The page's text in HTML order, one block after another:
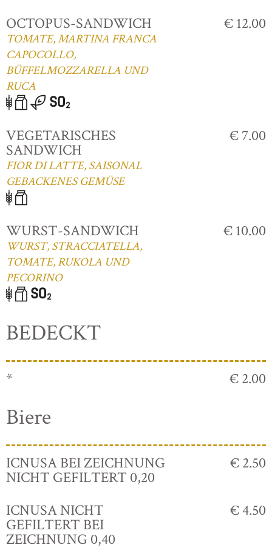
OCTOPUS-SANDWICH
TOMATE, MARTINA FRANCA
CAPOCOLLO,
BÜFFELMOZZARELLA UND
RUCA
€ 12.00
VEGETARISCHES
SANDWICH
FIOR DI LATTE, SAISONAL
GEBACKENES GEMÜSE
€ 7.00
WURST-SANDWICH
WURST, STRACCIATELLA,
TOMATE, RUKOLA UND
PECORINO
€ 10.00
BEDECKT
* € 2.00
Biere
ICNUSA BEI ZEICHNUNG
NICHT GEFILTERT 0,20
€ 2.50
ICNUSA NICHT
GEFILTERT BEI
ZEICHNUNG 0,40
€ 4.50